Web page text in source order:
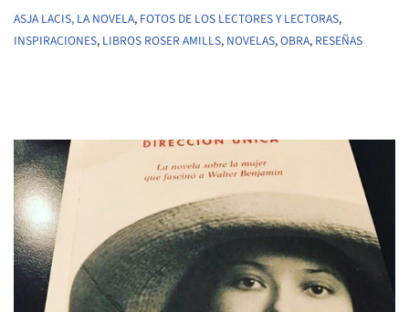
ASJA LACIS, LA NOVELA, FOTOS DE LOS LECTORES Y LECTORAS,
INSPIRACIONES, LIBROS ROSER AMILLS, NOVELAS,OBRA, RESEÑAS